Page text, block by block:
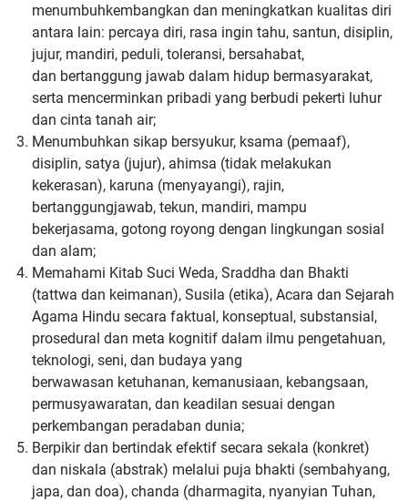
menumbuhkembangkan dan meningkatkan kualitas diri
antara lain: percaya diri, rasa ingin tahu, santun, disiplin,
jujur, mandiri, peduli, toleransi, bersahabat,
dan bertanggung jawab dalam hidup bermasyarakat,
serta mencerminkan pribadi yang berbudi pekerti luhur
dan cinta tanah air;
Menumbuhkan sikap bersyukur, ksama (pemaaf),
disiplin, satya (jujur), ahimsa (tidak melakukan
kekerasan), karuna (menyayangi), rajin,
bertanggungjawab, tekun, mandiri, mampu
bekerjasama, gotong royong dengan lingkungan sosial
dan alam;
Memahami Kitab Suci Weda, Sraddha dan Bhakti
(tattwa dan keimanan), Susila (etika), Acara dan Sejarah
Agama Hindu secara faktual, konseptual, substansial,
prosedural dan meta kognitif dalam ilmu pengetahuan,
teknologi, seni, dan budaya yang
berwawasan ketuhanan, kemanusiaan, kebangsaan,
permusyawaratan, dan keadilan sesuai dengan
perkembangan peradaban dunia;
Berpikir dan bertindak efektif secara sekala (konkret)
dan niskala (abstrak) melalui puja bhakti (sembahyang,
japa, dan doa), chanda (dharmagita, nyanyian Tuhan,